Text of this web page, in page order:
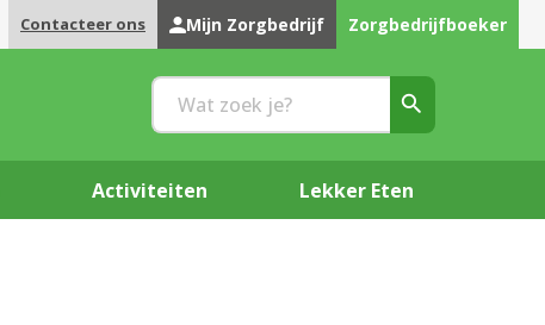
Contacteer ons Mijn Zorgbedrijf Zorgbedrijfboeker
Activiteiten Lekker Eten